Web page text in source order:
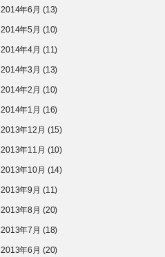
2014年6月 (13)
2014年5月 (10)
2014年4月 (11)
2014年3月 (13)
2014年2月 (10)
2014年1月 (16)
2013年12月 (15)
2013年11月 (10)
2013年10月 (14)
2013年9月 (11)
2013年8月 (20)
2013年7月 (18)
2013年6月 (20)